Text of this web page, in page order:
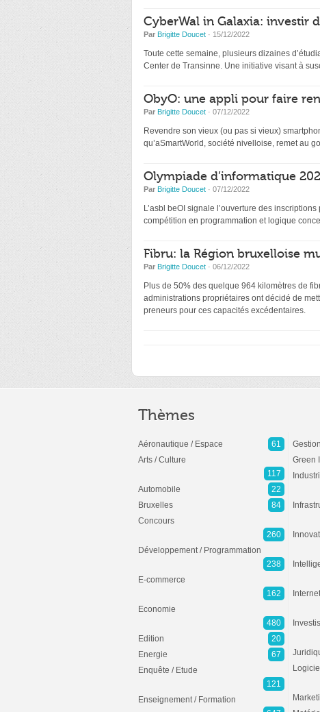
CyberWal in Galaxia: investir
Par Brigitte Doucet · 15/12/2022
Toute cette semaine, plusieurs dizaines
Center de Transinne. Une initiative visant à
ObyO: une appli pour faire
Par Brigitte Doucet · 07/12/2022
Revendre son vieux (ou pas si vieux)
qu’aSmartWorld, société nivelloise, remet au
Olympiade d’informatique
Par Brigitte Doucet · 07/12/2022
L’asbl beOI signale l’ouverture des
compétition en programmation et logique
Fibru: la Région bruxelloise
Par Brigitte Doucet · 06/12/2022
Plus de 50% des quelque 964 kilomètres de
administrations propriétaires ont décidé de
preneurs pour ces capacités excédentaires.
Thèmes
Aéronautique / Espace
61
Arts / Culture
117
Automobile
22
Bruxelles
84
Concours
260
Développement / Programmation
238
E-commerce
162
Economie
480
Edition
20
Energie
67
Enquête / Etude
121
Enseignement / Formation
Green
Internet